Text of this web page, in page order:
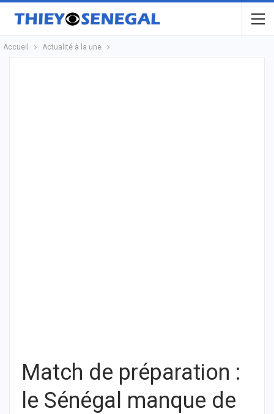
Accueil Actualité à la une
Match de préparation :
le Sénégal manque de